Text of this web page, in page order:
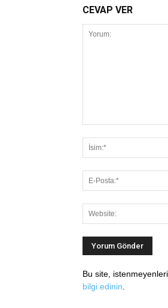
CEVAP VER
Bu site,
bilgi edinin